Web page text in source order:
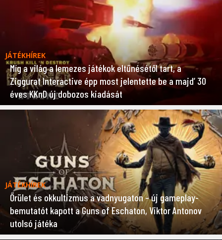
JÁTÉKHÍREK
Míg a világ a lemezes játékok eltűnésétől tart, a
Ziggurat Interactive épp most jelentette be a majd’ 30
éves KKnD új dobozos kiadását
JÁTÉKHÍREK
Őrület és okkultizmus a vadnyugaton – új gameplay-
bemutatót kapott a Guns of Eschaton, Viktor Antonov
utolsó játéka